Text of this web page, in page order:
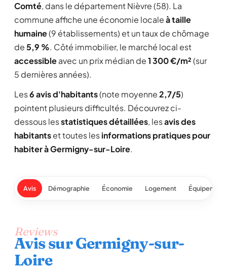
Comté, dans le département Nièvre (58). La
commune affiche une économie localeà taille
humaine(9 établissements) et un taux de chômage
de5,9 %. Côté immobilier, le marché local est
accessibleavec un prix médian de1 300 €/m²(sur
5 dernières années).
Les6 avis d'habitants(note moyenne2,7/5)
pointent plusieurs difficultés. Découvrez ci-
dessous lesstatistiques détaillées, lesavis des
habitantset toutes lesinformations pratiques pour
habiter à Germigny-sur-Loire.
Avis Démographie Économie Logement
Reviews
Avis sur Germigny-sur-
Loire